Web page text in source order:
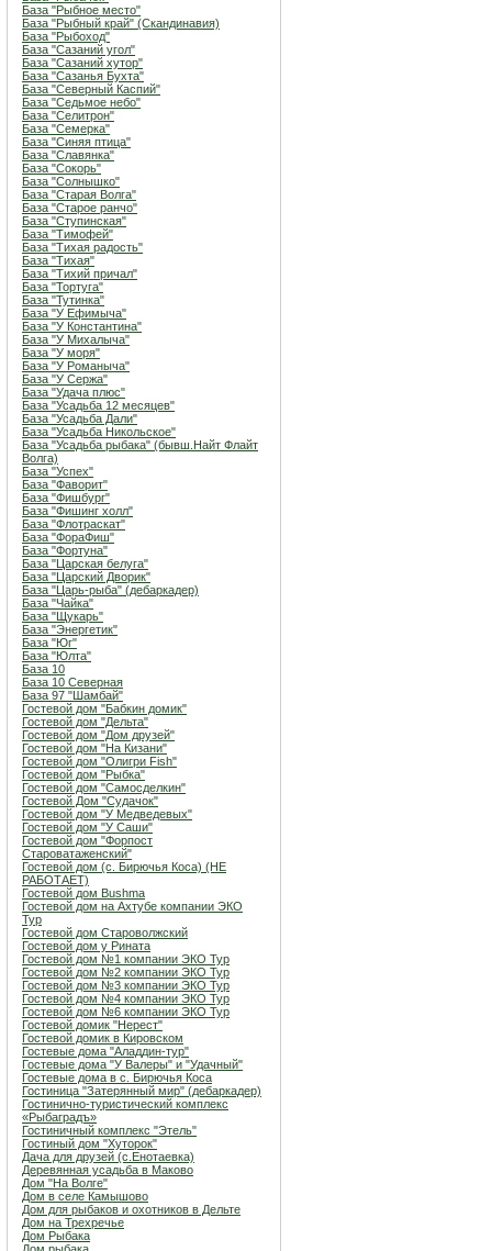
База "Рыбное место"
База "Рыбный край" (Скандинавия)
База "Рыбоход"
База "Сазаний угол"
База "Сазаний хутор"
База "Сазанья Бухта"
База "Северный Каспий"
База "Седьмое небо"
База "Селитрон"
База "Семерка"
База "Синяя птица"
База "Славянка"
База "Сокорь"
База "Солнышко"
База "Старая Волга"
База "Старое ранчо"
База "Ступинская"
База "Тимофей"
База "Тихая радость"
База "Тихая"
База "Тихий причал"
База "Тортуга"
База "Тутинка"
База "У Ефимыча"
База "У Константина"
База "У Михалыча"
База "У моря"
База "У Романыча"
База "У Сержа"
База "Удача плюс"
База "Усадьба 12 месяцев"
База "Усадьба Дали"
База "Усадьба Никольское"
База "Усадьба рыбака" (бывш.Найт Флайт
Волга)
База "Успех"
База "Фаворит"
База "Фишбург"
База "Фишинг холл"
База "Флотраскат"
База "ФораФиш"
База "Фортуна"
База "Царская белуга"
База "Царский Дворик"
База "Царь-рыба" (дебаркадер)
База "Чайка"
База "Щукарь"
База "Энергетик"
База "Юг"
База "Юлта"
База 10
База 10 Северная
База 97 "Шамбай"
Гостевой дом "Бабкин домик"
Гостевой дом "Дельта"
Гостевой дом "Дом друзей"
Гостевой дом "На Кизани"
Гостевой дом "Олигри Fish"
Гостевой дом "Рыбка"
Гостевой дом "Самосделкин"
Гостевой Дом "Судачок"
Гостевой дом "У Медведевых"
Гостевой дом "У Саши"
Гостевой дом "Форпост
Староватаженский"
Гостевой дом (с. Бирючья Коса) (НЕ
РАБОТАЕТ)
Гостевой дом Bushma
Гостевой дом на Ахтубе компании ЭКО
Тур
Гостевой дом Староволжский
Гостевой дом у Рината
Гостевой дом №1 компании ЭКО Тур
Гостевой дом №2 компании ЭКО Тур
Гостевой дом №3 компании ЭКО Тур
Гостевой дом №4 компании ЭКО Тур
Гостевой дом №6 компании ЭКО Тур
Гостевой домик "Нерест"
Гостевой домик в Кировском
Гостевые дома "Аладдин-тур"
Гостевые дома "У Валеры" и "Удачный"
Гостевые дома в с. Бирючья Коса
Гостиница "Затерянный мир" (дебаркадер)
Гостинично-туристический комплекс
«Рыбаградъ»
Гостиничный комплекс "Этель"
Гостиный дом "Хуторок"
Дача для друзей (с.Енотаевка)
Деревянная усадьба в Маково
Дом "На Волге"
Дом в селе Камышово
Дом для рыбаков и охотников в Дельте
Дом на Трехречье
Дом Рыбака